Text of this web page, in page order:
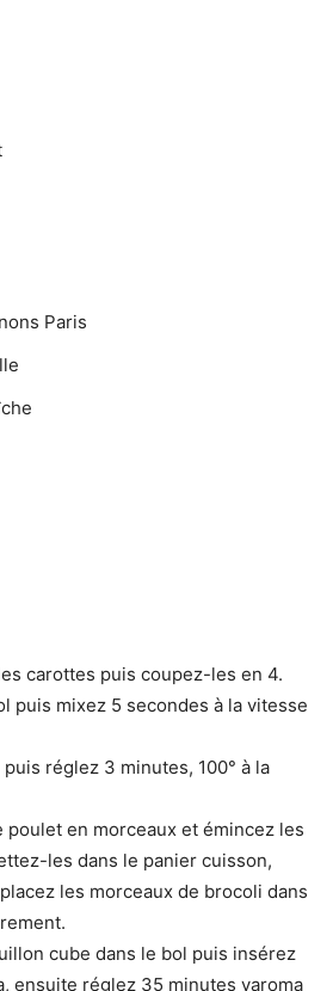
Paris
carottes puis coupez-les en 4.
puis mixez 5 secondes à la vitesse
puis réglez 3 minutes, 100° à la
poulet en morceaux et émincez les
les dans le panier cuisson,
les morceaux de brocoli dans
cube dans le bol puis insérez
ensuite réglez 35 minutes varoma